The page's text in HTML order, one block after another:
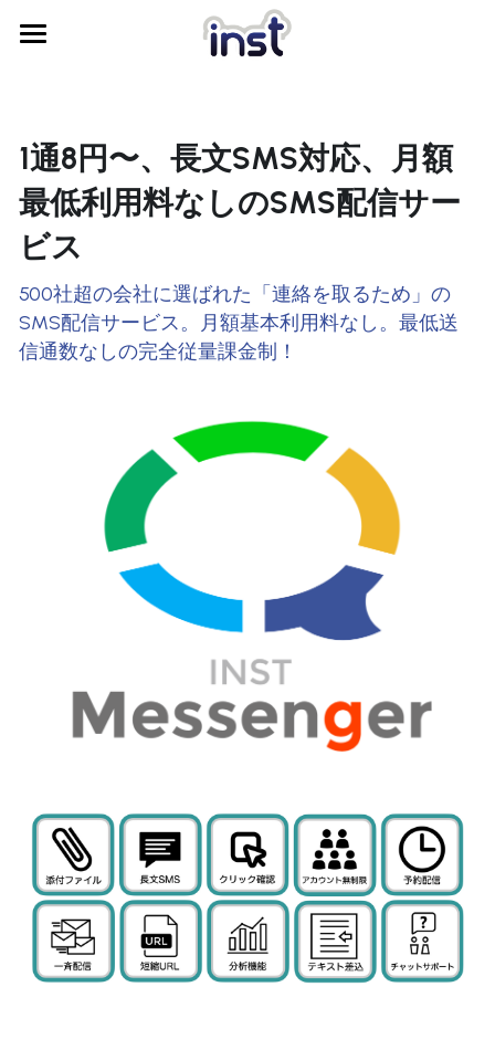
ウェビナーアーカイブ
会社情報
問合せ
1通8円〜、長文SMS対応、月額
最低利用料なしのSMS配信サー
ビス
500社超の会社に選ばれた「連絡を取るため」の
SMS配信サービス。月額基本利用料なし。最低送
信通数なしの完全従量課金制！